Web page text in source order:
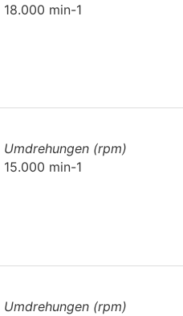
18.000 min-1
Umdrehungen (rpm)
15.000 min-1
Umdrehungen (rpm)